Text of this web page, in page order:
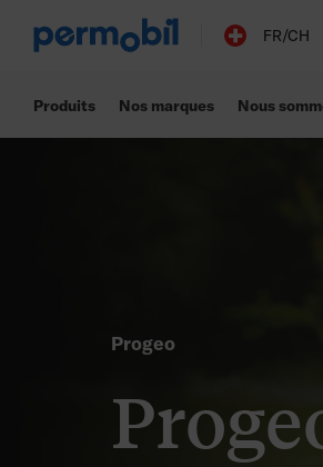
FR/CH
Produits Nos marques Nous
Progeo